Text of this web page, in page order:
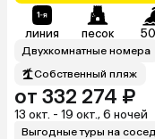
линия песок
Двухкомнатные номера
Собственный пляж
от 332 274 ₽
13 окт. - 19 окт., 6 ночей
Выгодные туры на